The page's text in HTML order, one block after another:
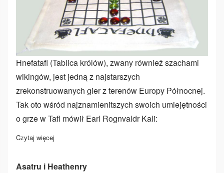
Hnefatafl (Tablica królów), zwany również szachami
wikingów, jest jedną z najstarszych
zrekonstruowanych gier z terenów Europy Północnej.
Tak oto wśród najznamienitszych swoich umiejętności
o grze w Tafl mówił Earl Rognvaldr Kali:
Czytaj więcej
Asatru i Heathenry